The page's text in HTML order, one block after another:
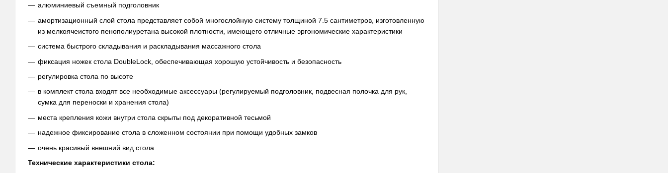
алюминиевый съемный подголовник
амортизационный слой стола представляет собой многослойную систему толщиной 7.5 сантиметров, изготовленную
из мелкоячеистого пенополиуретана высокой плотности, имеющего отличные эргономические характеристики
система быстрого складывания и раскладывания массажного стола
фиксация ножек стола DoubleLock, обеспечивающая хорошую устойчивость и безопасность
регулировка стола по высоте
в комплект стола входят все необходимые аксессуары (регулируемый подголовник, подвесная полочка для рук,
сумка для переноски и хранения стола)
места крепления кожи внутри стола скрыты под декоративной тесьмой
надежное фиксирование стола в сложенном состоянии при помощи удобных замков
очень красивый внешний вид стола
Технические характеристики стола: